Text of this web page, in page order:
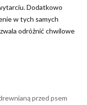
Dodatkowo
w tych samych
odróżnić chwilowe
przed psem